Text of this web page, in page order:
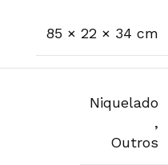
85 × 22 × 34 cm
Niquelado
,
Outros